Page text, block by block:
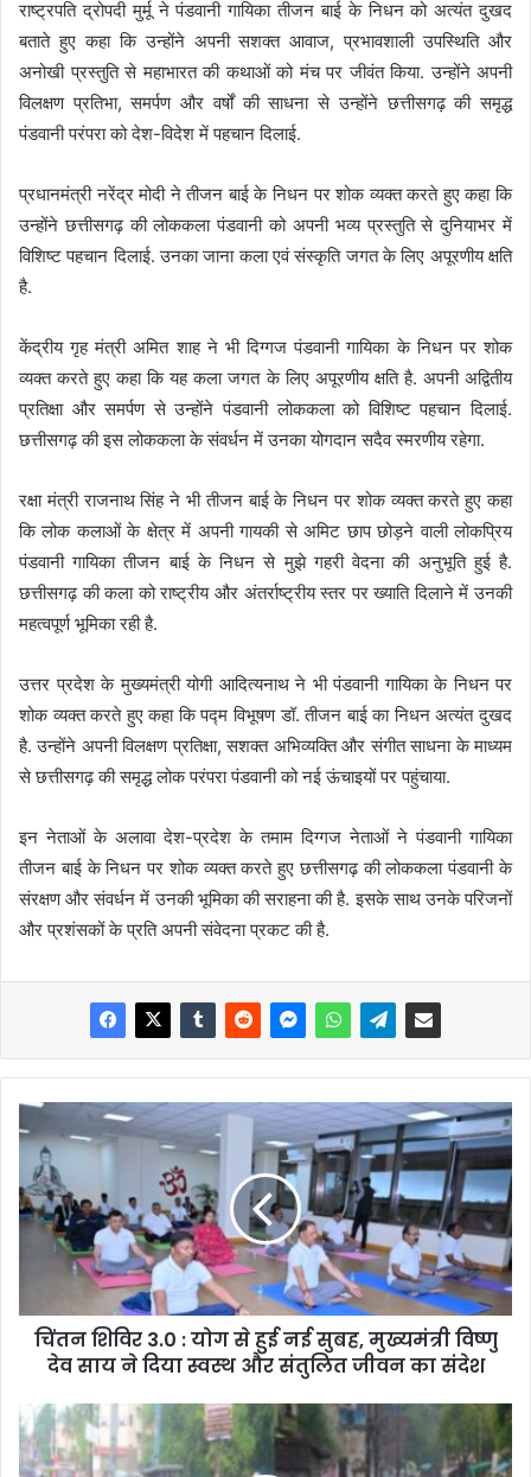
राष्ट्रपति द्रोपदी मुर्मू ने पंडवानी गायिका तीजन बाई के निधन को अत्यंत दुखद
बताते हुए कहा कि उन्होंने अपनी सशक्त आवाज, प्रभावशाली उपस्थिति और
अनोखी प्रस्तुति से महाभारत की कथाओं को मंच पर जीवंत किया. उन्होंने अपनी
विलक्षण प्रतिभा, समर्पण और वर्षों की साधना से उन्होंने छत्तीसगढ़ की समृद्ध
पंडवानी परंपरा को देश-विदेश में पहचान दिलाई.
प्रधानमंत्री नरेंद्र मोदी ने तीजन बाई के निधन पर शोक व्यक्त करते हुए कहा कि
उन्होंने छत्तीसगढ़ की लोककला पंडवानी को अपनी भव्य प्रस्तुति से दुनियाभर में
विशिष्ट पहचान दिलाई. उनका जाना कला एवं संस्कृति जगत के लिए अपूरणीय क्षति
है.
केंद्रीय गृह मंत्री अमित शाह ने भी दिग्गज पंडवानी गायिका के निधन पर शोक
व्यक्त करते हुए कहा कि यह कला जगत के लिए अपूरणीय क्षति है. अपनी अद्वितीय
प्रतिक्षा और समर्पण से उन्होंने पंडवानी लोककला को विशिष्ट पहचान दिलाई.
छत्तीसगढ़ की इस लोककला के संवर्धन में उनका योगदान सदैव स्मरणीय रहेगा.
रक्षा मंत्री राजनाथ सिंह ने भी तीजन बाई के निधन पर शोक व्यक्त करते हुए कहा
कि लोक कलाओं के क्षेत्र में अपनी गायकी से अमिट छाप छोड़ने वाली लोकप्रिय
पंडवानी गायिका तीजन बाई के निधन से मुझे गहरी वेदना की अनुभूति हुई है.
छत्तीसगढ़ की कला को राष्ट्रीय और अंतर्राष्ट्रीय स्तर पर ख्याति दिलाने में उनकी
महत्वपूर्ण भूमिका रही है.
उत्तर प्रदेश के मुख्यमंत्री योगी आदित्यनाथ ने भी पंडवानी गायिका के निधन पर
शोक व्यक्त करते हुए कहा कि पद्म विभूषण डॉ. तीजन बाई का निधन अत्यंत दुखद
है. उन्होंने अपनी विलक्षण प्रतिक्षा, सशक्त अभिव्यक्ति और संगीत साधना के माध्यम
से छत्तीसगढ़ की समृद्ध लोक परंपरा पंडवानी को नई ऊंचाइयों पर पहुंचाया.
इन नेताओं के अलावा देश-प्रदेश के तमाम दिग्गज नेताओं ने पंडवानी गायिका
तीजन बाई के निधन पर शोक व्यक्त करते हुए छत्तीसगढ़ की लोककला पंडवानी के
संरक्षण और संवर्धन में उनकी भूमिका की सराहना की है. इसके साथ उनके परिजनों
और प्रशंसकों के प्रति अपनी संवेदना प्रकट की है.
चिंतन शिविर 3.0 : योग से हुई नई सुबह, मुख्यमंत्री विष्णु
देव साय ने दिया स्वस्थ और संतुलित जीवन का संदेश